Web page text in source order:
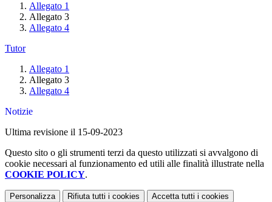
Allegato 1
Allegato 3
Allegato 4
Tutor
Allegato 1
Allegato 3
Allegato 4
Notizie
Ultima revisione il 15-09-2023
Questo sito o gli strumenti terzi da questo utilizzati si avvalgono di
cookie necessari al funzionamento ed utili alle finalità illustrate nella
COOKIE POLICY.
Personalizza Rifiuta tutti i cookies Accetta tutti i cookies